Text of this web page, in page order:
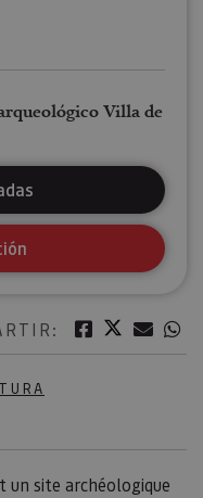
Facebook
Twitter
un site archéologique
Villa de